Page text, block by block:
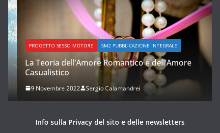
PROGETTO SESSO MOTORE SM2 PUBBLICAZIONE INTEGRALE
La Teoria dell’Amore Romantico e dell’Amore
Casualistico
9 Novembre 2022 Sergio Calamandrei
Info sulla Privacy del sito e delle newsletters